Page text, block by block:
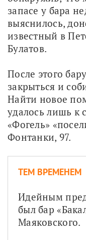
запасе у бара
выяснилось,
известный в
Булатов.
После этого
закрыться и
Найти новое
удалось лишь к
«Фогель»
Фонтанки, 97.
ТЕМ ВРЕМЕНЕМ
Идейным
был бар
Маяковского.